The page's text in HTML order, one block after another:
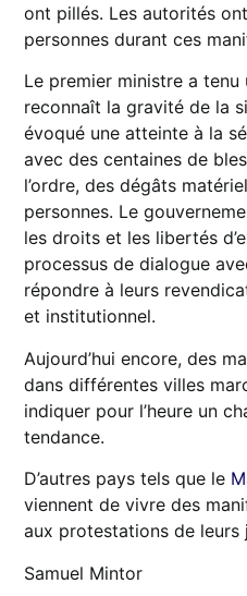
ont pillés. Les autorités
personnes durant ces
Le premier ministre a
reconnaît la gravité de la
évoqué une atteinte à la
avec des centaines de
l’ordre, des dégâts
personnes. Le
les droits et les libertés
processus de dialogue
répondre à leurs
et institutionnel.
Aujourd’hui encore, des
dans différentes villes
indiquer pour l’heure un
tendance.
D’autres pays tels que le
viennent de vivre des
aux protestations de leurs
Samuel Mintor